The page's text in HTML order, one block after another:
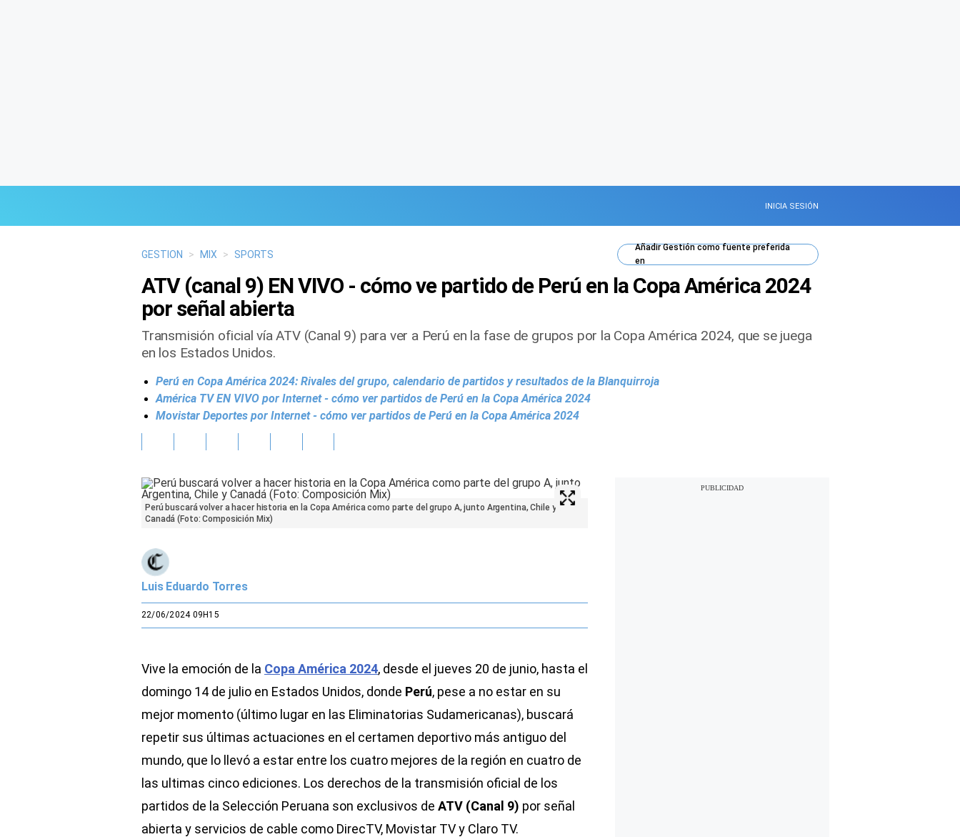
INICIA SESIÓN
GESTION > MIX > SPORTS
AñadirGestióncomo fuente preferida
en
ATV (canal 9) EN VIVO - cómo ve partido de Perú en la Copa América 2024
por señal abierta
Transmisión oficial vía ATV (Canal 9) para ver a Perú en la fase de grupos por la Copa América 2024, que se juega
en los Estados Unidos.
Perú en Copa América 2024: Rivales del grupo, calendario de partidos y resultados de la Blanquirroja
América TV EN VIVO por Internet - cómo ver partidos de Perú en la Copa América 2024
Movistar Deportes por Internet - cómo ver partidos de Perú en la Copa América 2024
Perú buscará volver a hacer historia en la Copa América como parte del grupo A, junto Argentina, Chile y
Canadá (Foto: Composición Mix)
Luis Eduardo Torres
22/06/2024 09H15
Vive la emoción de la Copa América 2024, desde el jueves 20 de junio, hasta el
domingo 14 de julio en Estados Unidos, donde Perú, pese a no estar en su
mejor momento (último lugar en las Eliminatorias Sudamericanas), buscará
repetir sus últimas actuaciones en el certamen deportivo más antiguo del
mundo, que lo llevó a estar entre los cuatro mejores de la región en cuatro de
las ultimas cinco ediciones. Los derechos de la transmisión oficial de los
partidos de la Selección Peruana son exclusivos de ATV (Canal 9) por señal
abierta y servicios de cable como DirecTV, Movistar TV y Claro TV.